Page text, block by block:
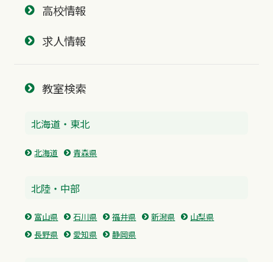
高校情報
求人情報
教室検索
北海道・東北
北海道 青森県
北陸・中部
富山県 石川県 福井県 新潟県
山梨県
長野県
愛知県 静岡県